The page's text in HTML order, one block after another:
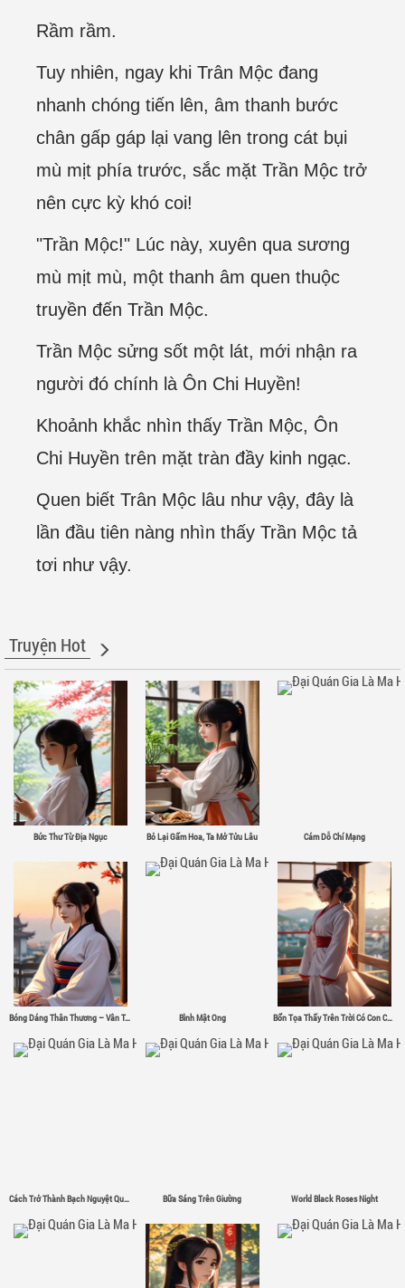
Rầm rầm.
Tuy nhiên, ngay khi Trân Mộc đang
nhanh chóng tiến lên, âm thanh bước
chân gấp gáp lại vang lên trong cát bụi
mù mịt phía trước, sắc mặt Trần Mộc trở
nên cực kỳ khó coi!
"Trần Mộc!" Lúc này, xuyên qua sương
mù mịt mù, một thanh âm quen thuộc
truyền đến Trần Mộc.
Trần Mộc sửng sốt một lát, mới nhận ra
người đó chính là Ôn Chi Huyền!
Khoảnh khắc nhìn thấy Trần Mộc, Ôn
Chi Huyền trên mặt tràn đầy kinh ngạc.
Quen biết Trân Mộc lâu như vậy, đây là
lần đầu tiên nàng nhìn thấy Trần Mộc tả
tơi như vậy.
Truyện Hot
Bức Thư Từ Địa Ngục Bỏ Lại Gấm Hoa, Ta Mở Tửu Lâu Cám Dỗ Chí Mạng
Bóng Dáng Thân Thương – Vân Tân Bình Mật Ong Bổn Tọa Thấy Trên Trời Có Con Chim Sắt Σ( ゜- ゜)
Cách Trở Thành Bạch Nguyệt Quang Bữa Sáng Trên Giường World Black Roses Night